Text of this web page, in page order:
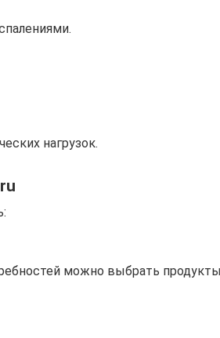
нагрузок.
можно выбрать